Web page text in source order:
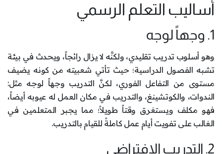
أساليب التعلم الرسمي
1. وجهاً لوجه
وهو أسلوب تدريب تقليدي، ولكنَّه لا يزال رائجاً، ويحدث في بيئة
تشبه الفصول الدراسية؛ حيث تأتي شعبيته من كونه يضيف
مستوى من التفاعل الفوري، لكنَّ التدريب وجهاً لوجه مثل:
الندوات، والكوتشينغ، والتدريب في مكان العمل له عيوبه أيضاً،
فهو مكلف ويستغرق وقتاً طويلاً؛ مما يجبر المتعلمين في
الغالب على تفويت أيام عمل كاملةً للقيام بالتدريب.
2. التدريب الافتراضي